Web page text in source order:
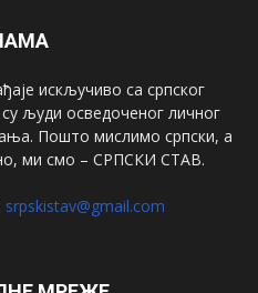
искључиво са српског
људи осведоченог личног
Пошто мислимо српски, а
ми смо – СРПСКИ СТАВ.
srpskistav@gmail.com